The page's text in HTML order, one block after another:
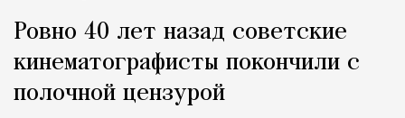
Ровно 40 лет назад советские
кинематографисты покончили с
полочной цензурой